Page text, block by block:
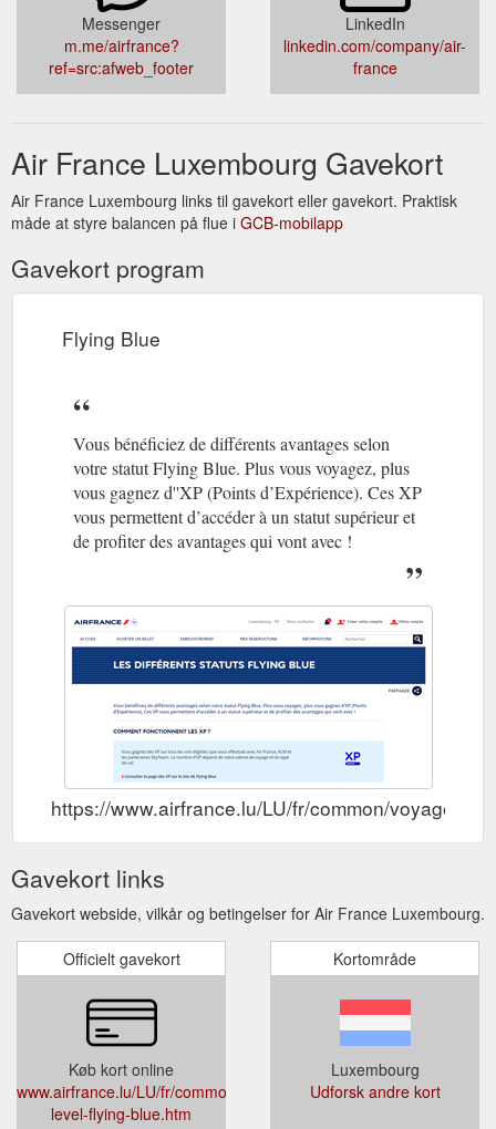
Messenger
m.me/airfrance?
ref=src:afweb_footer
LinkedIn
linkedin.com/company/air-
france
Air France Luxembourg Gavekort
Air France Luxembourg links til gavekort eller gavekort. Praktisk
måde at styre balancen på flue i GCB-mobilapp
Gavekort program
Flying Blue
Vous bénéficiez de différents avantages selon
votre statut Flying Blue. Plus vous voyagez, plus
vous gagnez d''XP (Points d’Expérience). Ces XP
vous permettent d’accéder à un statut supérieur et
de profiter des avantages qui vont avec !
https://www.airfrance.lu/LU/fr/common/
Gavekort links
Gavekort webside, vilkår og betingelser for Air France Luxembourg.
Officielt gavekort
Køb kort online
www.airfrance.lu/LU/fr/common/voyageurfrequent/flyingblue/change-
level-flying-blue.htm
Kortområde
Luxembourg
Udforsk andre kort